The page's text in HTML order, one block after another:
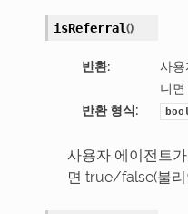
isReferral()
반환:
사
니
반환 형식:
사용자 에이전트
면 true/false(불리